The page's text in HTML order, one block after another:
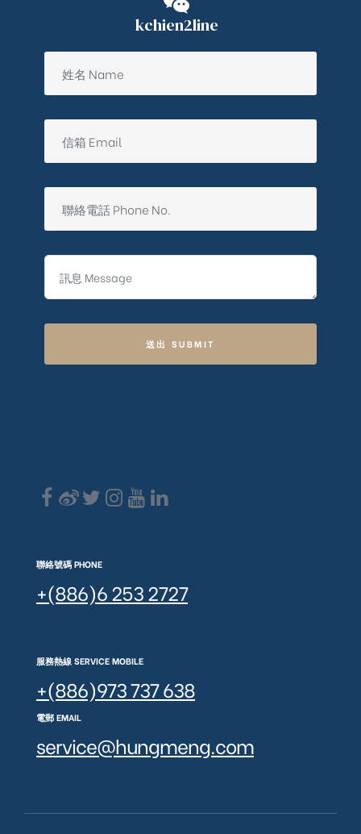
kchien2line
送出 SUBMIT
聯絡號碼 PHONE
+(886)6 253 2727
服務熱線 SERVICE MOBILE
+(886)973 737 638
電郵 EMAIL
service@hungmeng.com